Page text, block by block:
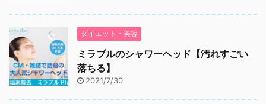
ダイエット・美容
ミラブルのシャワーヘッド【汚れすごい
落ちる】
2021/7/30